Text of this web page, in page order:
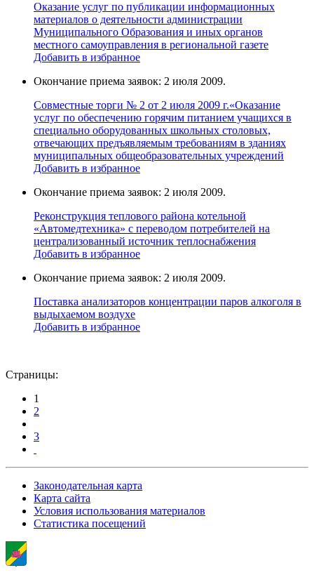
Оказание услуг по публикации информационных
материалов о деятельности администрации
Муниципального Образования и иных органов
местного самоуправления в региональной газете
Добавить в избранное
Окончание приема заявок: 2 июля 2009.
Совместные торги № 2 от 2 июля 2009 г.«Оказание
услуг по обеспечению горячим питанием учащихся в
специально оборудованных школьных столовых,
отвечающих предъявляемым требованиям в зданиях
муниципальных общеобразовательных учреждений
Добавить в избранное
Окончание приема заявок: 2 июля 2009.
Реконструкция теплового района котельной
«Автомедтехника» с переводом потребителей на
централизованный источник теплоснабжения
Добавить в избранное
Окончание приема заявок: 2 июля 2009.
Поставка анализаторов концентрации паров алкоголя в
выдыхаемом воздухе
Добавить в избранное
Страницы:
1
2
3
Законодательная карта
Карта сайта
Условия использования материалов
Статистика посещений